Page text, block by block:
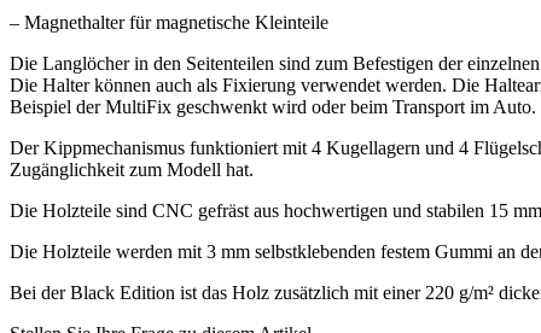
– Magnethalter für magnetische Kleinteile
Die Langlöcher in den Seitenteilen sind zum Befestigen der
Die Halter können auch als Fixierung verwendet werden. Die
Beispiel der MultiFix geschwenkt wird oder beim Transport im Auto.
Der Kippmechanismus funktioniert mit 4 Kugellagern und 4
Zugänglichkeit zum Modell hat.
Die Holzteile sind CNC gefräst aus hochwertigen und stabilen 15
Die Holzteile werden mit 3 mm selbstklebenden festem Gummi an
Bei der Black Edition ist das Holz zusätzlich mit einer 220 g/m²